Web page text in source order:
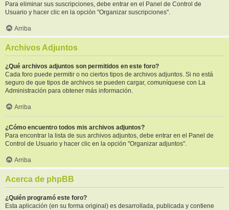
Para eliminar sus suscripciones, debe entrar en el Panel de Control de
Usuario y hacer clic en la opción "Organizar suscripciones".
Arriba
Archivos Adjuntos
¿Qué archivos adjuntos son permitidos en este foro?
Cada foro puede permitir o no ciertos tipos de archivos adjuntos. Si no está
seguro de que tipos de archivos se pueden cargar, comuníquese con La
Administración para obtener más información.
Arriba
¿Cómo encuentro todos mis archivos adjuntos?
Para encontrar la lista de sus archivos adjuntos, debe entrar en el Panel de
Control de Usuario y hacer clic en la opción "Organizar adjuntos".
Arriba
Acerca de phpBB
¿Quién programó este foro?
Esta aplicación (en su forma original) es desarrollada, publicada y contiene